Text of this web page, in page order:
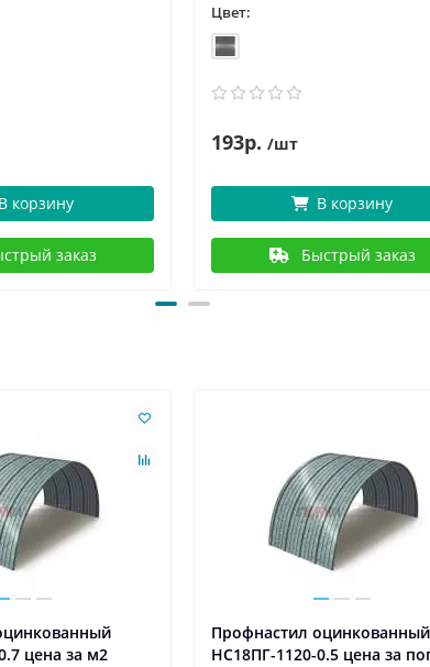
В корзину
заказ
Цвет:
193р. /шт
В корзину
Быстрый заказ
цена за м2
Профнастил оцинкованный
НС18ПГ-1120-0.5 цена за